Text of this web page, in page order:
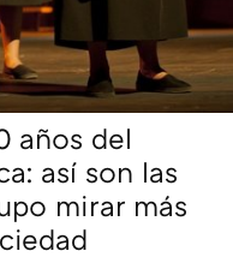
años del
así son las
mirar más